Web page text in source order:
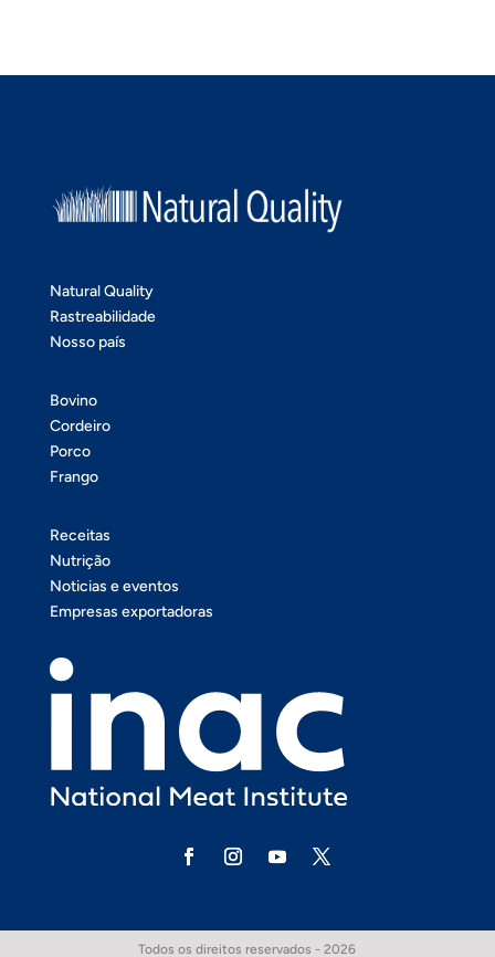
Natural Quality
Rastreabilidade
Nosso país
Bovino
Cordeiro
Porco
Frango
Receitas
Nutrição
Noticias e eventos
Empresas exportadoras
Todos os direitos reservados - 2026